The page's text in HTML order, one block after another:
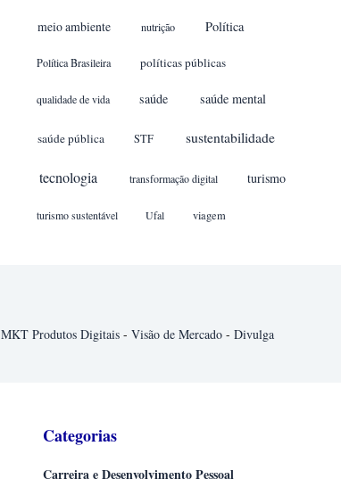
meio ambiente nutrição Política
Política Brasileira políticas públicas
qualidade de vida saúde saúde mental
saúde pública STF sustentabilidade
tecnologia transformação digital turismo
turismo sustentável Ufal viagem
MKT Produtos Digitais- Visão de Mercado- Divulga
Categorias
Carreira e Desenvolvimento Pessoal